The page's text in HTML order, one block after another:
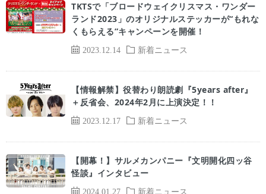
2023.12.14 新着ニュース
TKTSで「ブロードウェイクリスマス・ワンダー
ランド2023」のオリジナルステッカーが“もれな
くもらえる”キャンペーンを開催！
2023.12.17 新着ニュース
【情報解禁】役替わり朗読劇『5years after』
＋反省会、2024年2月に上演決定！！
2024.01.27 新着ニュース
【開幕！】サルメカンパニー『文明開化四ッ谷
怪談』インタビュー